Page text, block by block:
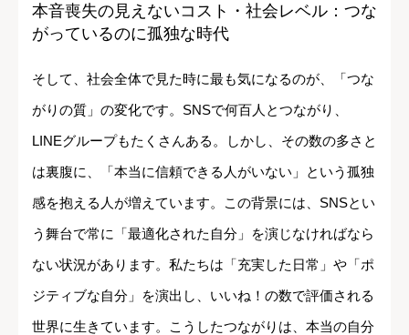
本音喪失の見えないコスト・社会レベル：つな
がっているのに孤独な時代
そして、社会全体で見た時に最も気になるのが、「つな
がりの質」の変化です。SNSで何百人とつながり、
LINEグループもたくさんある。しかし、その数の多さと
は裏腹に、「本当に信頼できる人がいない」という孤独
感を抱える人が増えています。この背景には、SNSとい
う舞台で常に「最適化された自分」を演じなければなら
ない状況があります。私たちは「充実した日常」や「ポ
ジティブな自分」を演出し、いいね！の数で評価される
世界に生きています。こうしたつながりは、本当の自分